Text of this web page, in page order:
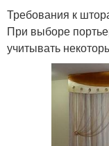
Требования к
При выборе
учитывать